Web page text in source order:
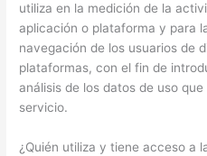
utiliza en la medición de la
aplicación o plataforma y para
navegación de los usuarios de
plataformas, con el fin de
análisis de los datos de uso
servicio.
¿Quién utiliza y tiene acceso a